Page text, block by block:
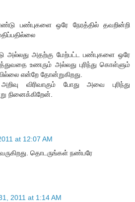
பண்புகளை ஒரே நேரத்தில் தவறின்றி
அல்லது அதற்கு மேற்பட்ட பண்புகளை ஒரே
உணரும் அல்லது புரிந்து கொள்ளும்
என்றே தோன்றுகிறது.
விரிவாகும் போது அவை புரிந்து
நினைக்கிறேன்.
at 12:07 AM
வருகிறது. தொடருங்கள் நண்பரே
2011 at 1:14 AM